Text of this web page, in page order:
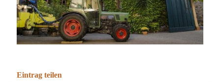
Eintrag teilen